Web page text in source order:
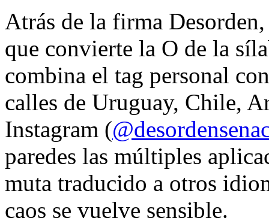
Atrás de la firma
que convierte la O de la
combina el tag personal
calles de Uruguay, Chile,
Instagram (
paredes las múltiples
muta traducido a otros
caos se vuelve sensible.